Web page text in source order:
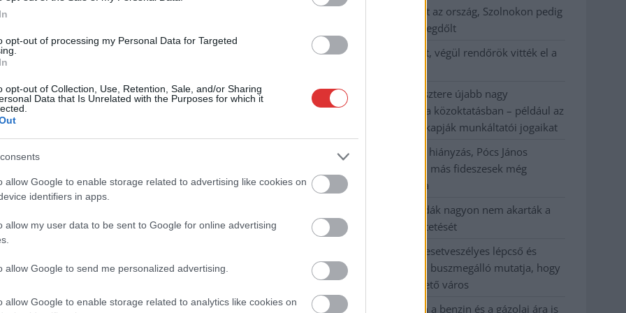
opt-out of processing my Personal Data for Targeted
opt-out of Collection, Use, Retention, Sale, and/or Sharing
Data that Is Unrelated with the Purposes for which it
allow Google to enable storage related to advertising like cookies on
identifiers in apps.
allow my user data to be sent to Google for online advertising
allow Google to send me personalized advertising.
allow Google to enable storage related to analytics like cookies on
székéből. Sajtóértesülések szerint Orbán
Puskás Akadémiánál folytatja pályafutását,
bár a pontos feladatköre körül még van
,propagandista,puskás akadémia, sajtó,sport, szöllősi györgy
után miért nem éreznek sajnálatot,
41 fok fölé forrósodott az ország, Szolnokon pedig
egy másik rekord is megdőlt
Egy telefonhívást akart, végül rendőrök vitték el a
A Tisza kormány minisztere újabb nagy
változásokról döntött a közoktatásban – például az
iskolaigazgatók visszakapják munkáltatói jogaikat
Sok volt az igazolatlan hiányzás, Pócs János
fizetéslevonást kapott, más fideszesek még
kevesebbet vittek haza
A Szolnok megyei gazdák nagyon nem akarták a
JÉGER további üzemeltetését
Csendélet 5.0: alig balesetveszélyes lépcső és
remek állapotban levő buszmegálló mutatja, hogy
Szolnok mennyire élhető város
Pénteken újra csökken a benzin és a gázolaj ára is